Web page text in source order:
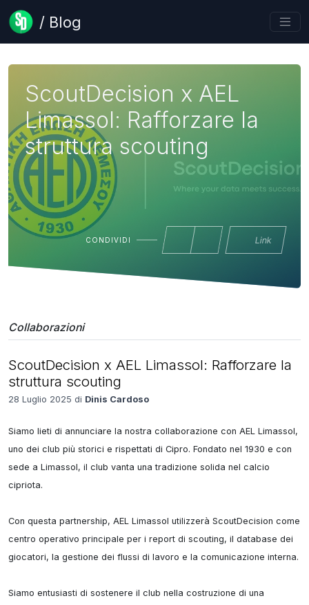
/ Blog
ScoutDecision x AEL
Limassol: Rafforzare la
struttura scouting
CONDIVIDI Link
Collaborazioni
ScoutDecision x AEL Limassol: Rafforzare la
struttura scouting
28 Luglio 2025 di Dinis Cardoso
Siamo lieti di annunciare la nostra collaborazione con AEL Limassol,
uno dei club più storici e rispettati di Cipro. Fondato nel 1930 e con
sede a Limassol, il club vanta una tradizione solida nel calcio
cipriota.
Con questa partnership, AEL Limassol utilizzerà ScoutDecision come
centro operativo principale per i report di scouting, il database dei
giocatori, la gestione dei flussi di lavoro e la comunicazione interna.
Siamo entusiasti di sostenere il club nella costruzione di una